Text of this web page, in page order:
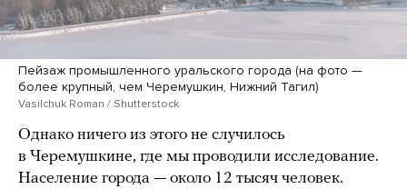
Пейзаж промышленного уральского города (на фото —
более крупный, чем Черемушкин, Нижний Тагил)
Vasilchuk Roman / Shutterstock
Однако ничего из этого не случилось
в Черемушкине, где мы проводили исследование.
Население города — около 12 тысяч человек.